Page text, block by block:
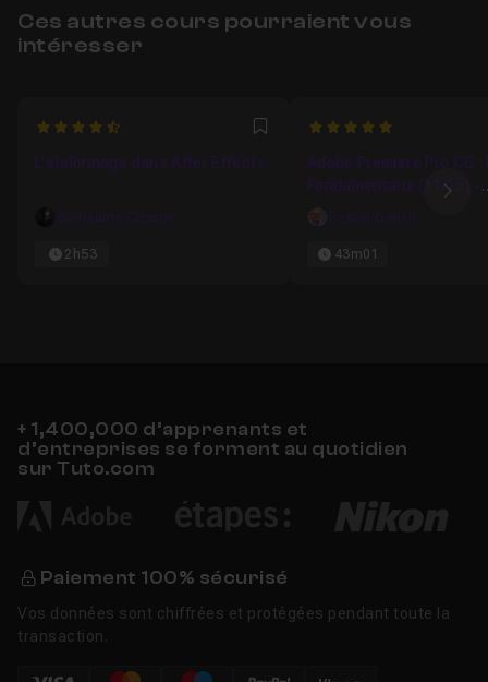
Ces autres cours pourraient vous
intéresser
4.8947368421053 Favori
L'étalonnage dans After Effects
Guillaume Cosson
2h53
5
Adobe Premiere Pro CC :
Fondamentaux (11/12) -
Correction
bases
Pascal Gauch
43m01
+ 1,400,000 d’apprenants et
d’entreprises se forment au quotidien
sur Tuto.com
Paiement 100% sécurisé
Vos données sont chiffrées et protégées pendant toute la
transaction.